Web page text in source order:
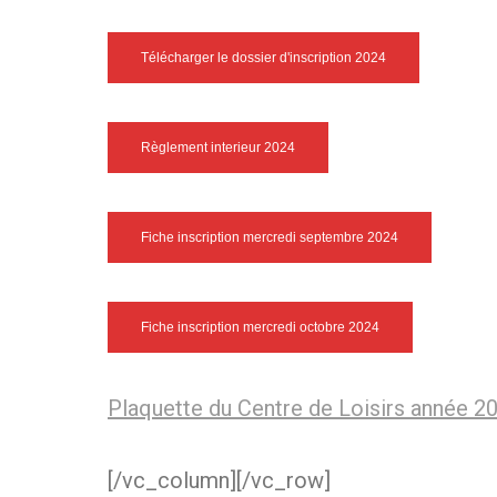
Télécharger le dossier d'inscription 2024
Règlement interieur 2024
Fiche inscription mercredi septembre 2024
Fiche inscription mercredi octobre 2024
Plaquette du Centre de Loisirs année
[/vc_column][/vc_row]